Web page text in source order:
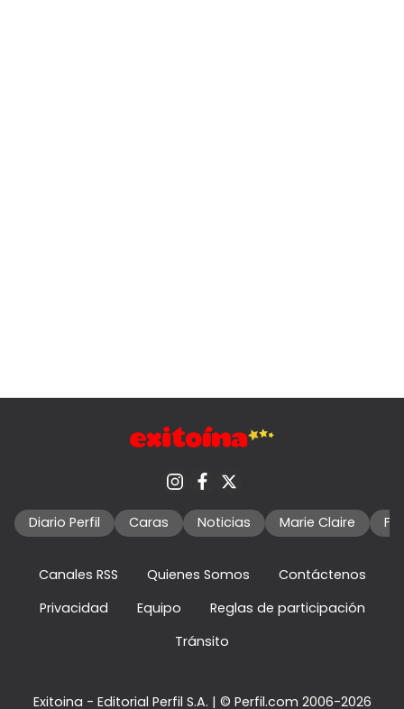
Diario Perfil Caras Noticias Marie Claire
Canales RSS Quienes Somos
Contáctenos
Privacidad
Equipo
Reglas de participación
Tránsito
Exitoina - Editorial Perfil S.A. | © Perfil.com 2006-2026